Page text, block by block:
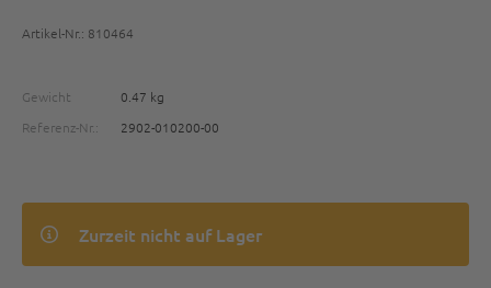
Artikel-Nr.: 810464
Gewicht
0.47 kg
Referenz-Nr.:
2902-010200-00
Zurzeit nicht auf Lager